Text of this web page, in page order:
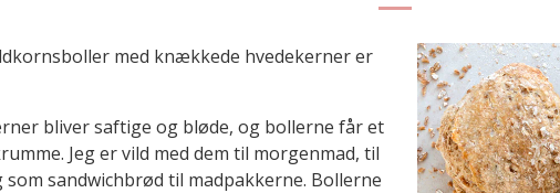
med knækkede hvedekerner er
bliver saftige og bløde, og bollerne får et
Jeg er vild med dem til morgenmad, til
sandwichbrød til madpakkerne. Bollerne